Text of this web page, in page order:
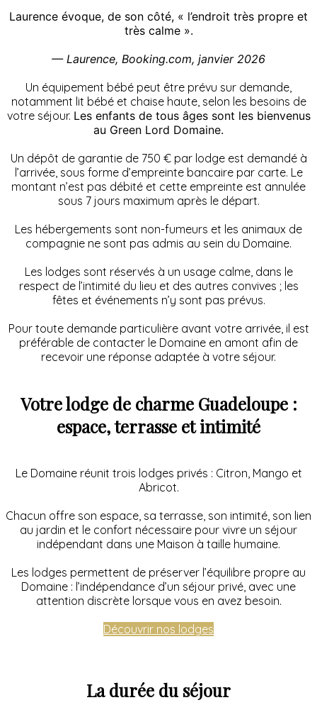
Laurence évoque, de son côté, « l’endroit très propre et
très calme ».
— Laurence, Booking.com, janvier 2026
Un équipement bébé peut être prévu sur demande,
notamment lit bébé et chaise haute, selon les besoins de
votre séjour. Les enfants de tous âges sont les bienvenus
au Green Lord Domaine.
Un dépôt de garantie de 750 € par lodge est demandé à
l’arrivée, sous forme d’empreinte bancaire par carte. Le
montant n’est pas débité et cette empreinte est annulée
sous 7 jours maximum après le départ.
Les hébergements sont non-fumeurs et les animaux de
compagnie ne sont pas admis au sein du Domaine.
Les lodges sont réservés à un usage calme, dans le
respect de l’intimité du lieu et des autres convives ; les
fêtes et événements n’y sont pas prévus.
Pour toute demande particulière avant votre arrivée, il est
préférable de contacter le Domaine en amont afin de
recevoir une réponse adaptée à votre séjour.
Votre lodge de charme Guadeloupe :
espace, terrasse et intimité
Le Domaine réunit trois lodges privés : Citron, Mango et
Abricot.
Chacun offre son espace, sa terrasse, son intimité, son lien
au jardin et le confort nécessaire pour vivre un séjour
indépendant dans une Maison à taille humaine.
Les lodges permettent de préserver l’équilibre propre au
Domaine : l’indépendance d’un séjour privé, avec une
attention discrète lorsque vous en avez besoin.
Découvrir nos lodges
La durée du séjour